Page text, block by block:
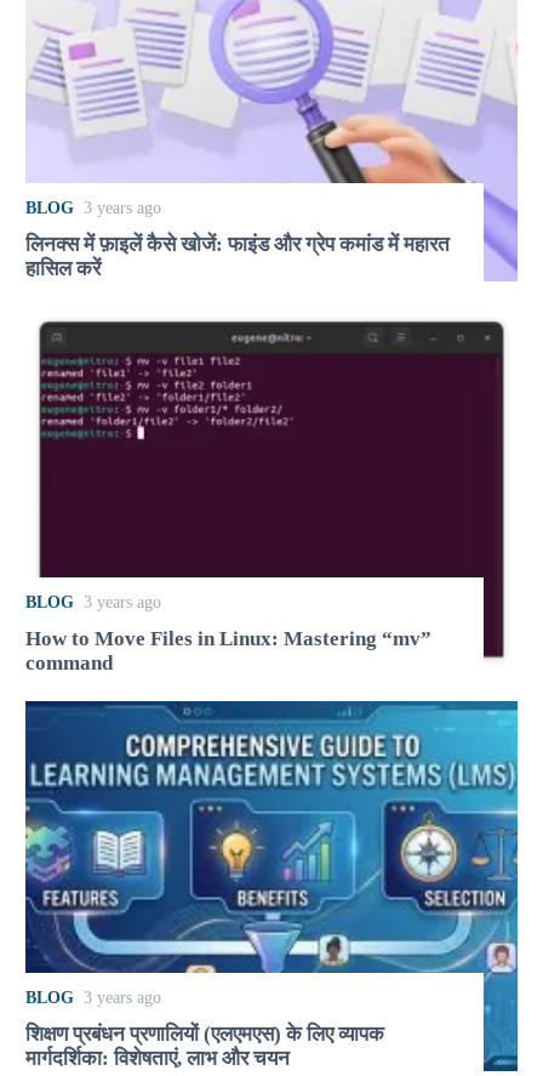
BLOG 3 years ago
लिनक्स में फ़ाइलें कैसे खोजें: फाइंड और ग्रेप कमांड में महारत
हासिल करें
BLOG 3 years ago
How to Move Files in Linux: Mastering “mv”
command
BLOG 3 years ago
शिक्षण प्रबंधन प्रणालियों (एलएमएस) के लिए व्यापक
मार्गदर्शिका: विशेषताएं, लाभ और चयन